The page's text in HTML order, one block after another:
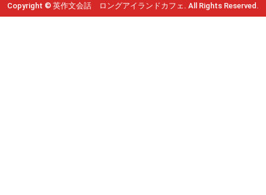
Copyright © 英作文会話 ロングアイランドカフェ. All Rights Reserved.